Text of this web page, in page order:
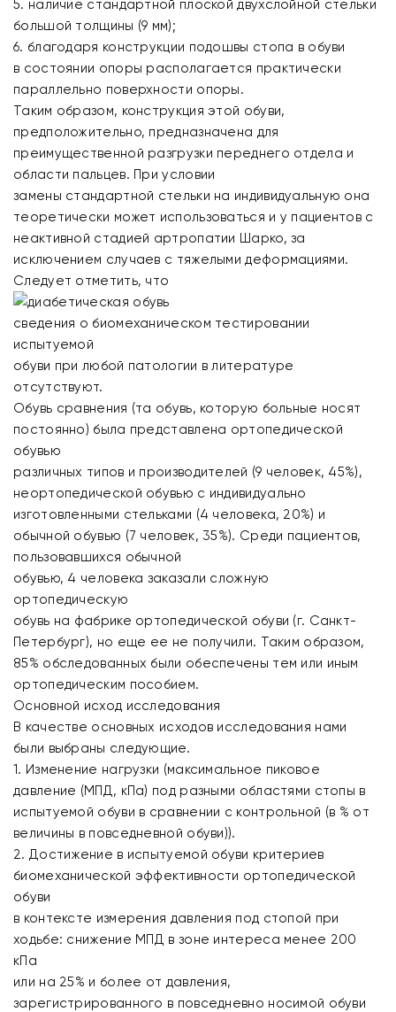
5. наличие стандартной плоской двухслойной стельки
большой толщины (9 мм);
6. благодаря конструкции подошвы стопа в обуви
в состоянии опоры располагается практически
параллельно поверхности опоры.
Таким образом, конструкция этой обуви,
предположительно, предназначена для
преимущественной разгрузки переднего отдела и
области пальцев. При условии
замены стандартной стельки на индивидуальную она
теоретически может использоваться и у пациентов с
неактивной стадией артропатии Шарко, за
исключением случаев с тяжелыми деформациями.
Следует отметить, что
сведения о биомеханическом тестировании
испытуемой
обуви при любой патологии в литературе
отсутствуют.
Обувь сравнения (та обувь, которую больные носят
постоянно) была представлена ортопедической
обувью
различных типов и производителей (9 человек, 45%),
неортопедической обувью с индивидуально
изготовленными стельками (4 человека, 20%) и
обычной обувью (7 человек, 35%). Среди пациентов,
пользовавшихся обычной
обувью, 4 человека заказали сложную
ортопедическую
обувь на фабрике ортопедической обуви (г. Санкт-
Петербург), но еще ее не получили. Таким образом,
85% обследованных были обеспечены тем или иным
ортопедическим пособием.
Основной исход исследования
В качестве основных исходов исследования нами
были выбраны следующие.
1. Изменение нагрузки (максимальное пиковое
давление (МПД, кПа) под разными областями стопы в
испытуемой обуви в сравнении с контрольной (в % от
величины в повседневной обуви)).
2. Достижение в испытуемой обуви критериев
биомеханической эффективности ортопедической
обуви
в контексте измерения давления под стопой при
ходьбе: снижение МПД в зоне интереса менее 200
кПа
или на 25% и более от давления,
зарегистрированного в повседневно носимой обуви